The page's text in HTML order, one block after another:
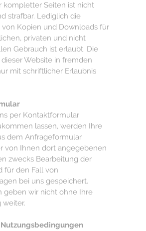
kompletter Seiten ist nicht
strafbar. Lediglich die
Kopien und Downloads für
privaten und nicht
Gebrauch ist erlaubt. Die
Website in fremden
mit schriftlicher Erlaubnis
per Kontaktformular
lassen, werden Ihre
dem Anfrageformular
von Ihnen dort angegebenen
zwecks Bearbeitung der
für den Fall von
bei uns gespeichert.
geben wir nicht ohne Ihre
weiter.